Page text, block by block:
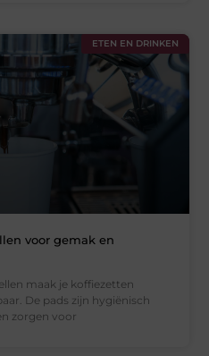
ETEN EN DRINKEN
voor gemak en
maak je koffiezetten
De pads zijn hygiënisch
zorgen voor